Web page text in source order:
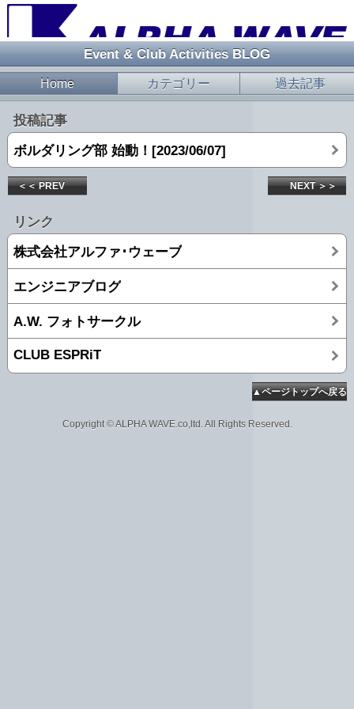
Event & Club Activities BLOG
Home カテゴリー 過去記事
投稿記事
ボルダリング部 始動！[2023/06/07]
＜＜ PREV NEXT ＞＞
リンク
株式会社アルファ･ウェーブ
エンジニアブログ
A.W. フォトサークル
CLUB ESPRiT
▲ページトップへ戻る
Copyright © ALPHA WAVE.co,ltd. All Rights Reserved.